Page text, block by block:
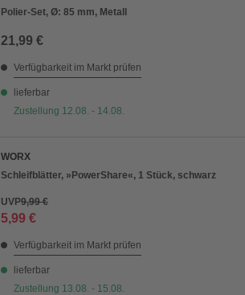
Polier-Set, Ø: 85 mm, Metall
21,99 €
Verfügbarkeit im Markt prüfen
lieferbar
Zustellung 12.08. - 14.08.
WORX
Schleifblätter, »PowerShare«, 1 Stück, schwarz
UVP9,99 €
5,99 €
Verfügbarkeit im Markt prüfen
lieferbar
Zustellung 13.08. - 15.08.